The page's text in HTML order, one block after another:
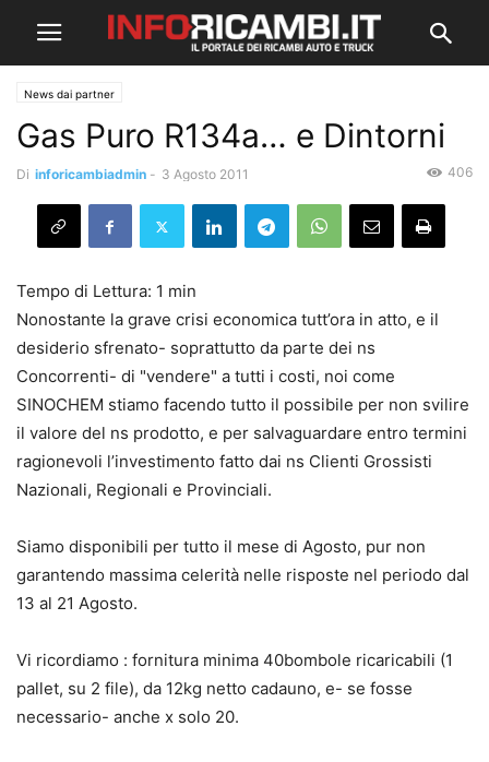
News dai partner
Gas Puro R134a… e Dintorni
Di inforicambiadmin - 3 Agosto 2011 406
Nonostante la grave crisi economica tutt’ora in atto, e il
desiderio sfrenato- soprattutto da parte dei ns
Concorrenti- di "vendere" a tutti i costi, noi come
SINOCHEM stiamo facendo tutto il possibile per non svilire
il valore del ns prodotto, e per salvaguardare entro termini
ragionevoli l’investimento fatto dai ns Clienti Grossisti
Nazionali, Regionali e Provinciali.
Siamo disponibili per tutto il mese di Agosto, pur non
garantendo massima celerità nelle risposte nel periodo dal
13 al 21 Agosto.
Vi ricordiamo : fornitura minima 40bombole ricaricabili (1
pallet, su 2 file), da 12kg netto cadauno, e- se fosse
necessario- anche x solo 20.